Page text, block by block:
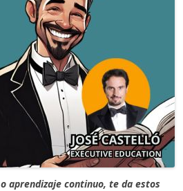
aprendizaje continuo, te da estos